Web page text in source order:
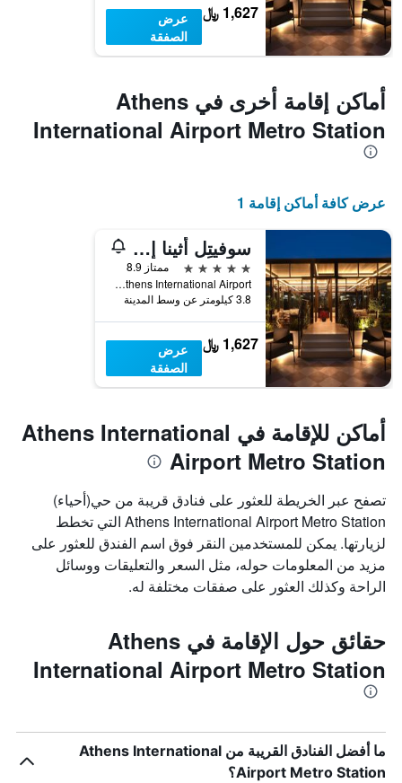
1,627 ﷼
عرض
الصفقة
أماكن إقامة أخرى في Athens
International Airport Metro Station
عرض كافة أماكن إقامة 1
سوفيتِل أثينا إيربورت
5 نجوم
ممتاز 8.9
Athens International Airport, سباتا، أتيكي, اليونان
3.8 كيلومتر عن وسط المدينة
1,627 ﷼
عرض
الصفقة
أماكن للإقامة في Athens International
Airport Metro Station
تصفح عبر الخريطة للعثور على فنادق قريبة من حي(أحياء)
Athens International Airport Metro Station التي تخطط
لزيارتها. يمكن للمستخدمين النقر فوق اسم الفندق للعثور على
مزيد من المعلومات حوله، مثل السعر والتعليقات ووسائل
الراحة وكذلك العثور على صفقات مختلفة له.
حقائق حول الإقامة في Athens
International Airport Metro Station
ما أفضل الفنادق القريبة من Athens International
Airport Metro Station؟